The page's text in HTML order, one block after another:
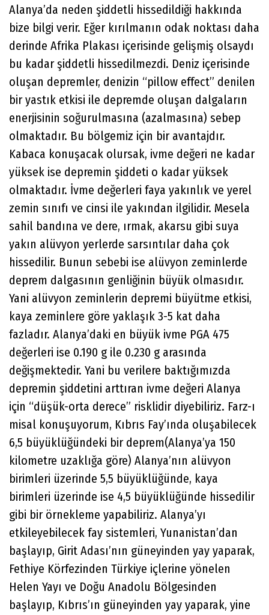
Alanya’da neden şiddetli hissedildiği hakkında
bize bilgi verir. Eğer kırılmanın odak noktası daha
derinde Afrika Plakası içerisinde gelişmiş olsaydı
bu kadar şiddetli hissedilmezdi. Deniz içerisinde
oluşan depremler, denizin “pillow effect” denilen
bir yastık etkisi ile depremde oluşan dalgaların
enerjisinin soğurulmasına (azalmasına) sebep
olmaktadır. Bu bölgemiz için bir avantajdır.
Kabaca konuşacak olursak, ivme değeri ne kadar
yüksek ise depremin şiddeti o kadar yüksek
olmaktadır. İvme değerleri faya yakınlık ve yerel
zemin sınıfı ve cinsi ile yakından ilgilidir. Mesela
sahil bandına ve dere, ırmak, akarsu gibi suya
yakın alüvyon yerlerde sarsıntılar daha çok
hissedilir. Bunun sebebi ise alüvyon zeminlerde
deprem dalgasının genliğinin büyük olmasıdır.
Yani alüvyon zeminlerin depremi büyütme etkisi,
kaya zeminlere göre yaklaşık 3-5 kat daha
fazladır. Alanya’daki en büyük ivme PGA 475
değerleri ise 0.190 g ile 0.230 g arasında
değişmektedir. Yani bu verilere baktığımızda
depremin şiddetini arttıran ivme değeri Alanya
için “düşük-orta derece” risklidir diyebiliriz. Farz-ı
misal konuşuyorum, Kıbrıs Fay’ında oluşabilecek
6,5 büyüklüğündeki bir deprem(Alanya’ya 150
kilometre uzaklığa göre) Alanya’nın alüvyon
birimleri üzerinde 5,5 büyüklüğünde, kaya
birimleri üzerinde ise 4,5 büyüklüğünde hissedilir
gibi bir örnekleme yapabiliriz. Alanya’yı
etkileyebilecek fay sistemleri, Yunanistan’dan
başlayıp, Girit Adası’nın güneyinden yay yaparak,
Fethiye Körfezinden Türkiye içlerine yönelen
Helen Yayı ve Doğu Anadolu Bölgesinden
başlayıp, Kıbrıs’ın güneyinden yay yaparak, yine